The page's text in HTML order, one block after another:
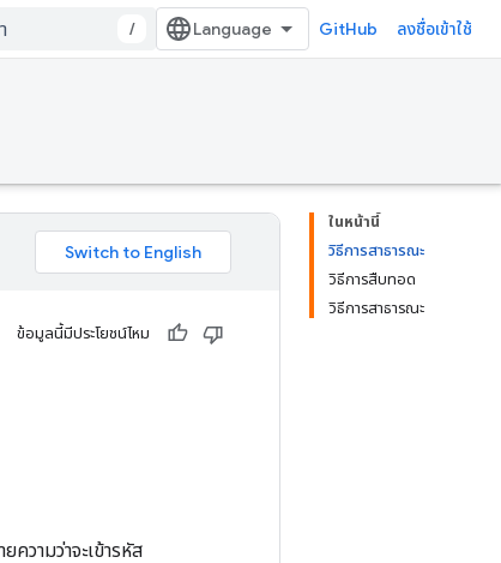
/ GitHub ลงชื่อเข้าใช้
ในหน้านี้
วิธีการสาธารณะ
วิธีการสืบทอด
วิธีการสาธารณะ
ข้อมูลนี้มีประโยชน์ไหม
วามว่าจะเข้ารหัส